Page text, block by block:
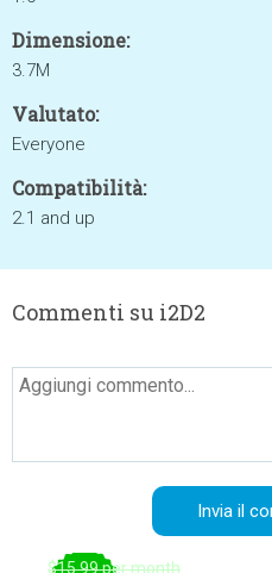
Dimensione:
3.7M
Valutato:
Everyone
Compatibilità:
2.1 and up
Commenti su i2D2
$15.99 per month